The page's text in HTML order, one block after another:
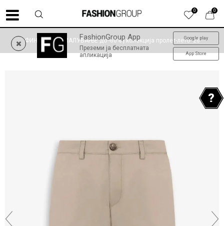
0
0
FashionGroup App
Преземи ја бесплатната
апликација
Google play
App Store
ФИНАЛНО НАМАЛУВАЊЕ до -60% | колекција пролет-лето '26